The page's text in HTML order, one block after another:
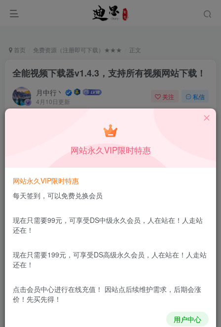
首页 免费资源（注册即可下载）★★★ 正文
全能视频下载器v1.4.3，支持所有视频网站下载！
月中行丶
4月10日更新
关注 私信
全能视频下载器v1.4.3，支持所有视频网站下载！
此内容为付费阅读，请付费后查看
30
DS中级会员
15
登录回复下载， 积分下载， RMB下载，
积分下
载及登录回复下载，都为免费资源，积分只需签到就可以获
得！
本站所有内容来自互联网收集，仅供学习和交流，请勿用于商业
网站永久VIP限时特惠
网站永久VIP限时特惠
每天签到，可以免费兑换会员
现在只需要99元，可享受DS中级永久会员，人在站在！人走站
还在！
现在只需要199元，可享受DS高级永久会员，人在站在！人走站
还在！
点击会员中心进行在线充值！ 因站点后续维护需求，后期会涨
价！先买先得！
用户中心